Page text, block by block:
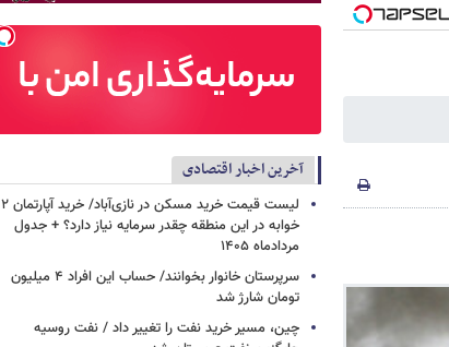
آخرین اخبار اقتصادی
لیست قیمت خرید مسکن در نازی‌آباد/ خرید آپارتمان ۲
خوابه در این منطقه چقدر سرمایه نیاز دارد؟ + جدول
مردادماه ۱۴۰۵
سرپرستان خانوار بخوانند/ حساب این افراد ۴ میلیون
تومان شارژ شد
چین، مسیر خرید نفت را تغییر داد / نفت روسیه